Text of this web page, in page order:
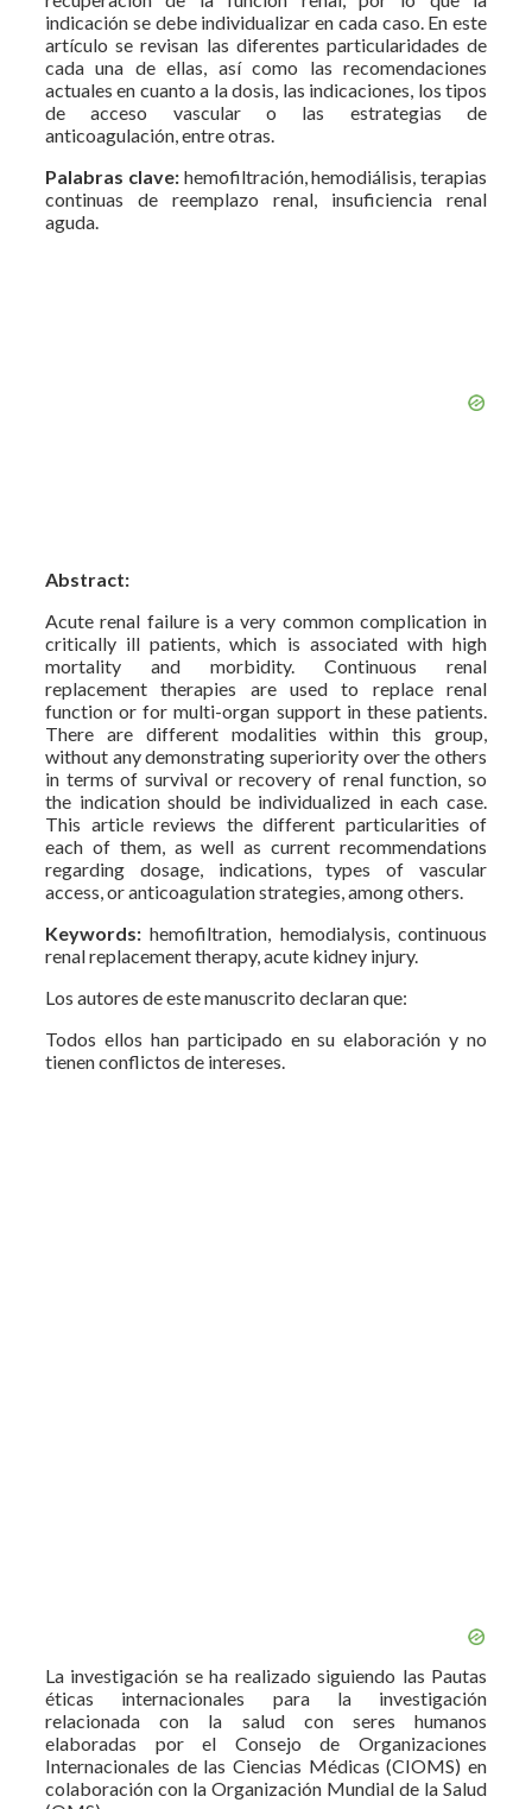
indicación se debe individualizar en cada caso. En este
artículo se revisan las diferentes particularidades de
cada una de ellas, así como las recomendaciones
actuales en cuanto a la dosis, las indicaciones, los tipos
de acceso vascular o las estrategias de
anticoagulación, entre otras.
Palabras clave: hemofiltración, hemodiálisis, terapias
continuas de reemplazo renal, insuficiencia renal
aguda.
Abstract:
Acute renal failure is a very common complication in
critically ill patients, which is associated with high
mortality and morbidity. Continuous renal
replacement therapies are used to replace renal
function or for multi-organ support in these patients.
There are different modalities within this group,
without any demonstrating superiority over the others
in terms of survival or recovery of renal function, so
the indication should be individualized in each case.
This article reviews the different particularities of
each of them, as well as current recommendations
regarding dosage, indications, types of vascular
access, or anticoagulation strategies, among others.
Keywords:hemofiltration, hemodialysis, continuous
renal replacement therapy, acute kidney injury.
Los autores de este manuscrito declaran que:
Todos ellos han participado en su elaboración y no
tienen conflictos de intereses.
La investigación se ha realizado siguiendo las Pautas
éticas internacionales para la investigación
relacionada con la salud con seres humanos
elaboradas por el Consejo de Organizaciones
Internacionales de las Ciencias Médicas (CIOMS) en
colaboración con la Organización Mundial de la Salud